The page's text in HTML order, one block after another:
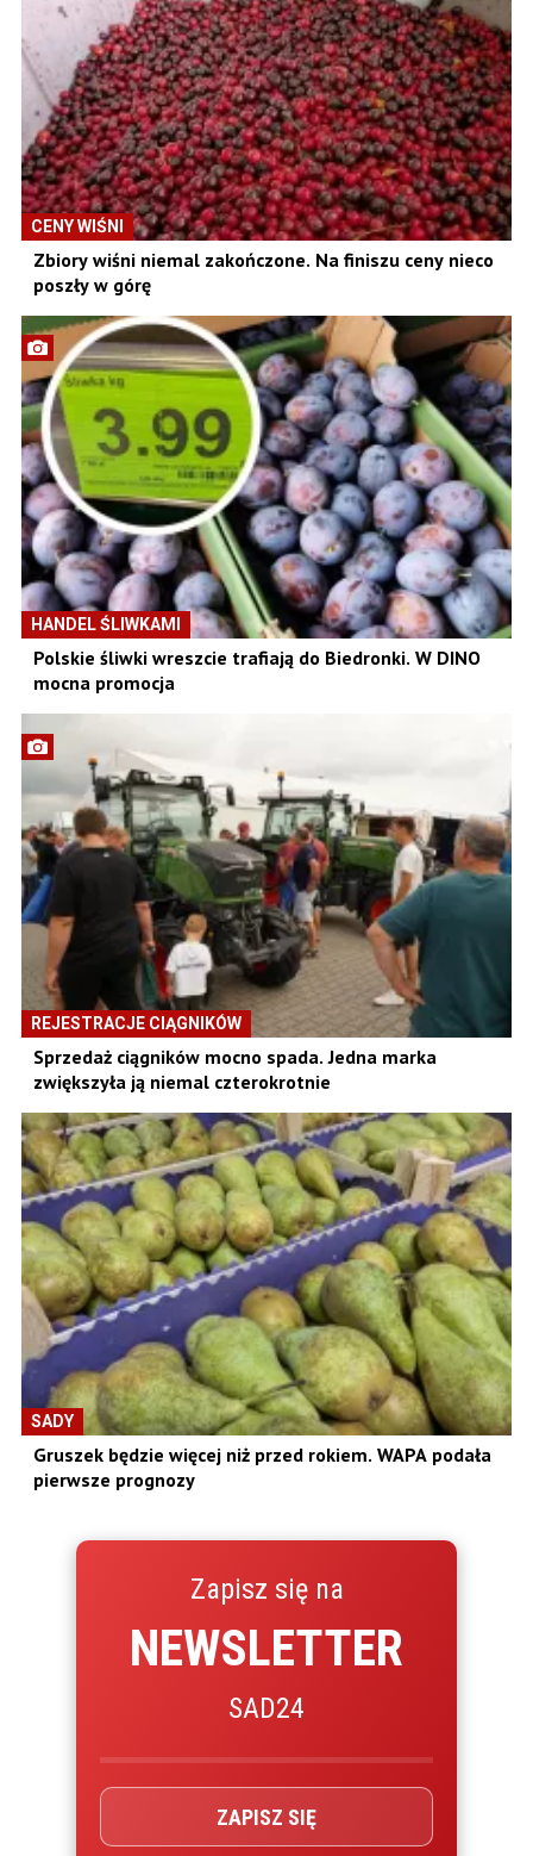
CENY WIŚNI
Zbiory wiśni niemal zakończone. Na finiszu ceny nieco
poszły w górę
HANDEL ŚLIWKAMI
Polskie śliwki wreszcie trafiają do Biedronki. W DINO
mocna promocja
REJESTRACJE CIĄGNIKÓW
Sprzedaż ciągników mocno spada. Jedna marka
zwiększyła ją niemal czterokrotnie
SADY
Gruszek będzie więcej niż przed rokiem. WAPA podała
pierwsze prognozy
Zapisz się na
NEWSLETTER
SAD24
ZAPISZ SIĘ